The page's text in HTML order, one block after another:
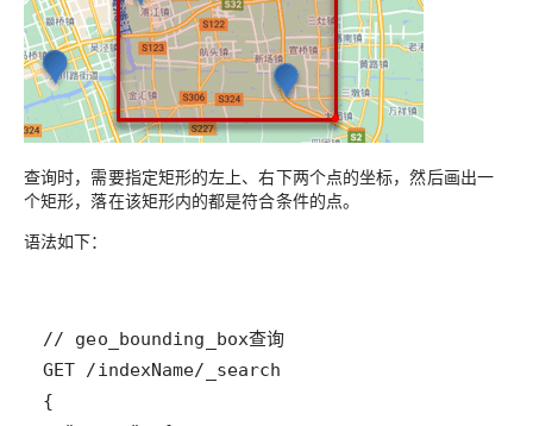
查询时，需要指定矩形的左上、右下两个点的坐标，然后画出一
个矩形，落在该矩形内的都是符合条件的点。
语法如下：